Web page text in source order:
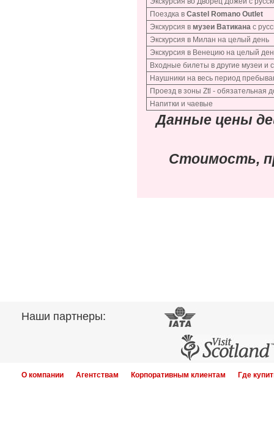
Поездка в Castel Romano Outlet
Экскурсия в музеи Ватикана с
Экскурсия в Милан на целый день
Экскурсия в Венецию на целый
Входные билеты в другие музеи и
Наушники на весь период
Проезд в зоны Ztl - обязательная
Напитки и чаевые
Данные цены
Стоимость,
Наши партнеры:
О компании Агентствам Корпоративным клиентам Где